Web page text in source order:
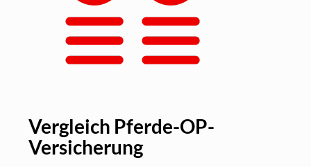
Vergleich Pferde-OP-
Versicherung